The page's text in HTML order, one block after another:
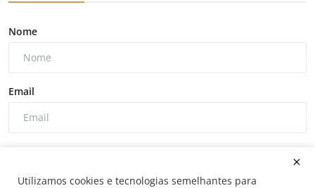
Nome
Email
Utilizamos cookies e tecnologias semelhantes para